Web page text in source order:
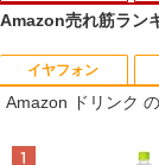
1
1
1
1
Amazon売れ筋ラン
イヤフォン
Amazon ドリンク